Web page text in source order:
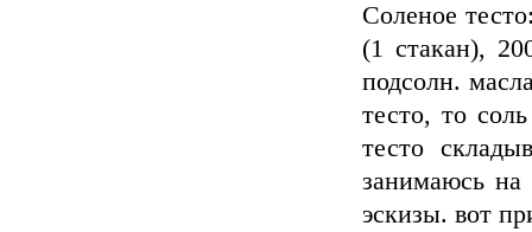
Соленое
(1 стакан),
подсолн.
тесто, то
тесто
занимаюсь
эскизы. вот